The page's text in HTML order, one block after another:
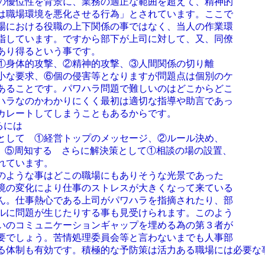
職場環境を悪化させる行為」とされています。ここで
における役職の上下関係の事ではなく、当人の作業環
しています。ですから部下が上司に対して、又、同僚
得るという事です。
体的攻撃、②精神的攻撃、③人間関係の切り離
要求、⑥個の侵害等となりますが問題点は個別のケ
ることです。パワハラ問題で難しいのはどこからどこ
ラなのかわかりにくく最初は適切な指導や助言であっ
ートしてしまうこともあるからです。
には
て ①経営トップのメッセージ、②ルール決め、
周知する さらに解決策として①相談の場の設置、
います。
うな事はどこの職場にもありそうな光景であった
の変化により仕事のストレスが大きくなって来ている
。仕事熱心である上司がパワハラを指摘されたり、部
に問題が生じたりする事も見受けられます。このよう
のコミュニケーションギャップを埋める為の第３者が
でしょう。苦情処理委員会等と言わないまでも人事部
体制も有効です。積極的な予防策は活力ある職場には必要な